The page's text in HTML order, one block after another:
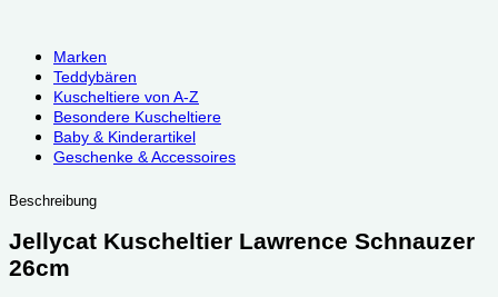
Marken
Teddybären
Kuscheltiere von A-Z
Besondere Kuscheltiere
Baby & Kinderartikel
Geschenke & Accessoires
Beschreibung
Jellycat Kuscheltier Lawrence Schnauzer
26cm